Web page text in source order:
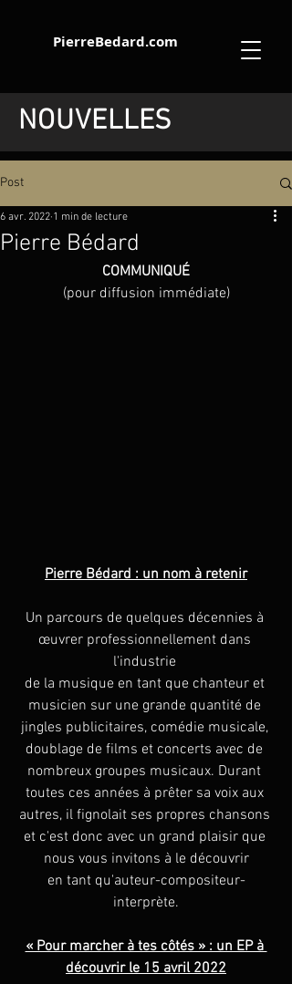
PierreBedard.com
NOUVELLES
Post
Pierre Bédard
6 avr. 2022 1 min de lecture
COMMUNIQUÉ
(pour diffusion immédiate)
Pierre Bédard : un nom à retenir
Un parcours de quelques décennies à
œuvrer professionnellement dans
l'industrie
de la musique en tant que chanteur et
musicien sur une grande quantité de
jingles publicitaires, comédie musicale,
doublage de films et concerts avec de
nombreux groupes musicaux. Durant
toutes ces années à prêter sa voix aux
autres, il fignolait ses propres chansons
et c'est donc avec un grand plaisir que
nous vous invitons à le découvrir
en tant qu'auteur-compositeur-
interprète.
« Pour marcher à tes côtés » : un EP à
découvrir le 15 avril 2022